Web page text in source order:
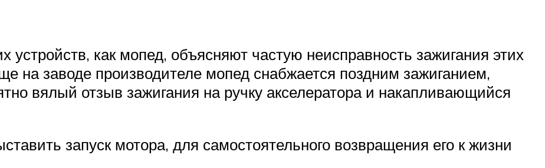
как мопед, объясняют частую неисправность зажигания этих
на заводе производителе мопед снабжается поздним зажиганием,
вялый отзыв зажигания на ручку акселератора и накапливающийся
запуск мотора, для самостоятельного возвращения его к жизни